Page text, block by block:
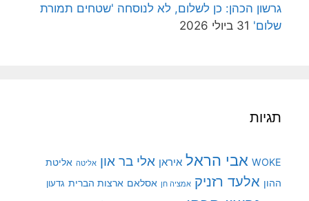
גרשון הכהן: כן לשלום, לא לנוסחה 'שטחים תמורת
שלום' 31 ביולי 2026
תגיות
WOKE אבי הראל איראן אלי בר און אליטה אליטת
ההון אלעד רזניק אמציה חן אסלאם ארצות הברית גדעון